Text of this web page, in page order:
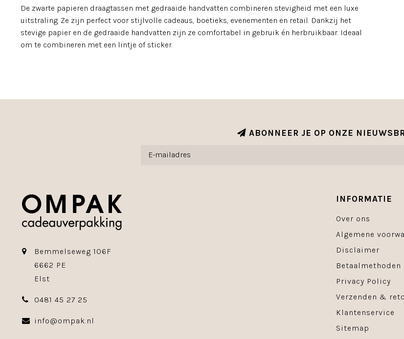
De zwarte papieren draagtassen met gedraaide handvatten combineren stevigheid met een luxe
uitstraling. Ze zijn perfect voor stijlvolle cadeaus, boetieks, evenementen en retail. Dankzij het
stevige papier en de gedraaide handvatten zijn ze comfortabel in gebruik én herbruikbaar. Ideaal
om te combineren met een lintje of sticker.
ABONNEER JE OP ONZE
Bemmelseweg 106F
6662 PE
Elst
0481 45 27 25
info@ompak.nl
INFORMATIE
Over ons
Algemene
Disclaimer
Betaalmethoden
Privacy Policy
Verzenden &
Klantenservice
Sitemap